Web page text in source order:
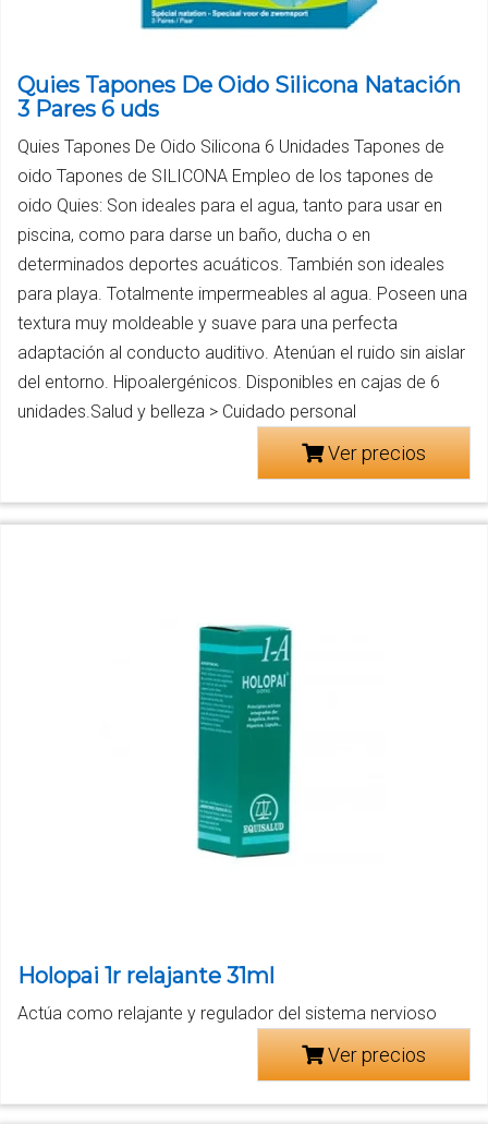
Quies Tapones De Oido Silicona Natación
3 Pares 6 uds
Quies Tapones De Oido Silicona 6 Unidades Tapones de
oido Tapones de SILICONA Empleo de los tapones de
oido Quies: Son ideales para el agua, tanto para usar en
piscina, como para darse un baño, ducha o en
determinados deportes acuáticos. También son ideales
para playa. Totalmente impermeables al agua. Poseen una
textura muy moldeable y suave para una perfecta
adaptación al conducto auditivo. Atenúan el ruido sin aislar
del entorno. Hipoalergénicos. Disponibles en cajas de 6
unidades.Salud y belleza > Cuidado personal
Ver precios
Holopai 1r relajante 31ml
Actúa como relajante y regulador del sistema nervioso
Ver precios